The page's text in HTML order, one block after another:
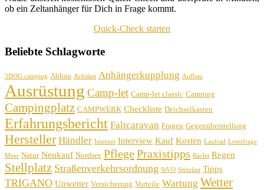
ob ein Zeltanhänger für Dich in Frage kommt.
Quick-Check starten
Beliebte Schlagworte
3DOG camping Abbau Achslast Anhängerkupplung Aufbau
Ausrüstung Camp-let Camp-let classic Camping
Campingplatz CAMPWERK Checkliste Deichselkasten
Erfahrungsbericht Faltcaravan Fragen Gegenüberstellung
Hersteller Händler Internet Interview Kauf Kosten Laufrad Leserfrage
Meer Natur Neukauf Nordsee PflegePraxistipps Raclet Regen
Stellplatz Straßenverkehrsordnung StVO Stützlast Tipps
TRIGANO Unwetter Versicherung Vorteile Wartung Wetter